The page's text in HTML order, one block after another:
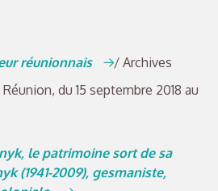
réunionnais
/ Archives
du 15 septembre 2018 au
le patrimoine sort de sa
(1941-2009), gesmaniste,